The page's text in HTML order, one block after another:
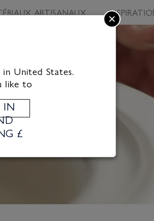
ARTISANAUX ×
United States.
like to
IN
£